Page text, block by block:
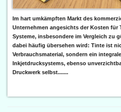
Im hart umkämpften Markt des
Unternehmen angesichts der Kosten für
Systeme, insbesondere im Vergleich zu
dabei häufig übersehen wird: Tinte ist
Verbrauchsmaterial, sondern ein
Inkjetdrucksystems, ebenso
Druckwerk selbst.......